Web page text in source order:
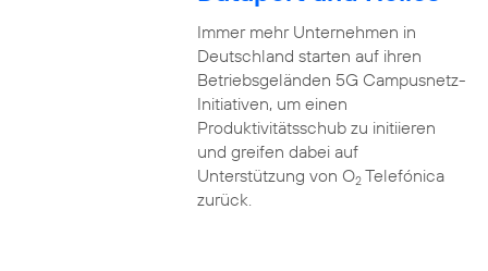
Immer mehr Unternehmen in
Deutschland starten auf ihren
Betriebsgeländen 5G Campusnetz-
Initiativen, um einen
Produktivitätsschub zu initiieren
und greifen dabei auf
Unterstützung von O2Telefónica
zurück.